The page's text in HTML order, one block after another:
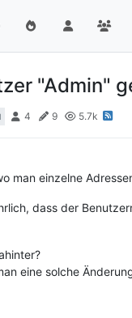
"Admin"
4 9 5.7k
man einzelne
dass der
eine solche